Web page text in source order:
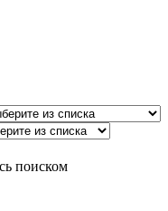
поиском